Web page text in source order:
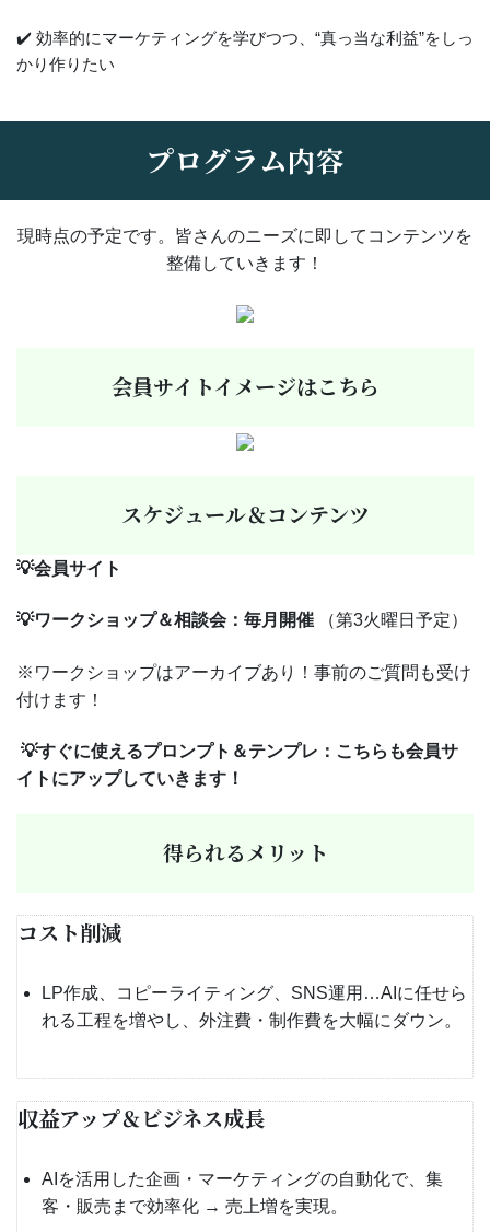
✔️ 効率的にマーケティングを学びつつ、“真っ当な利益”をしっ
かり作りたい
プログラム内容
現時点の予定です。皆さんのニーズに即してコンテンツを
整備していきます！
会員サイトイメージはこちら
スケジュール＆コンテンツ
💡会員サイト
💡ワークショップ＆相談会：毎月開催 （第3火曜日予定）
※ワークショップはアーカイブあり！事前のご質問も受け
付けます！
💡すぐに使えるプロンプト＆テンプレ：こちらも会員サ
イトにアップしていきます！
得られるメリット
コスト削減
LP作成、コピーライティング、SNS運用…AIに任せら
れる工程を増やし、外注費・制作費を大幅にダウン。
収益アップ＆ビジネス成長
AIを活用した企画・マーケティングの自動化で、集
客・販売まで効率化 → 売上増を実現。